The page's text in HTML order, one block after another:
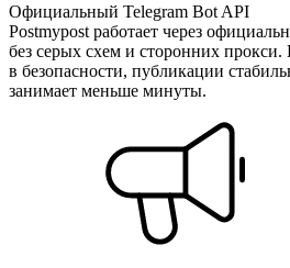
Официальный Telegram Bot API
Postmypost работает через
без серых схем и сторонних
в безопасности, публикации
занимает меньше минуты.